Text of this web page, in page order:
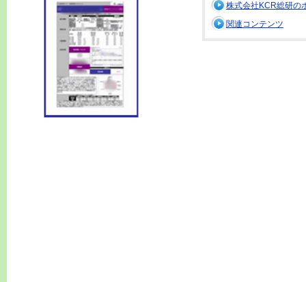
株式会社KCR総研の
関連コンテンツ